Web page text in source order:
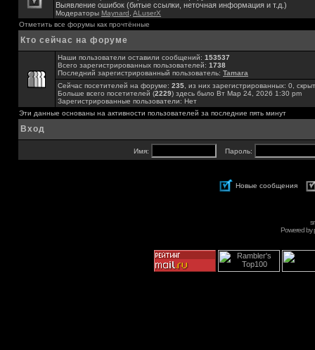
Выявление ошибок (битые ссылки, неточная информация и т.д.)
Модераторы Maynard ALuserX
Отметить все форумы как прочтённые
Кто сейчас на форуме
Наши пользователи оставили сообщений: 153537
Всего зарегистрированных пользователей: 1738
Последний зарегистрированный пользователь: Tamara
Сейчас посетителей на форуме: 235 , из них зарегистрированных: 0,
Больше всего посетителей (2229) здесь было Вт Мар 24, 2026 1:30 pm
Зарегистрированные пользователи: Нет
Эти данные основаны на активности пользователей за последние пять минут
Вход
Имя: Пароль:
Новые сообщения
Powered by